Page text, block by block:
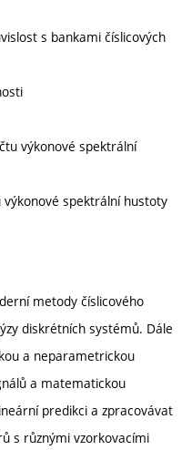
s bankami číslicových
výkonové spektrální
spektrální hustoty
metody číslicového
diskrétních systémů. Dále
a neparametrickou
a matematickou
predikci a zpracovávat
s různými vzorkovacími